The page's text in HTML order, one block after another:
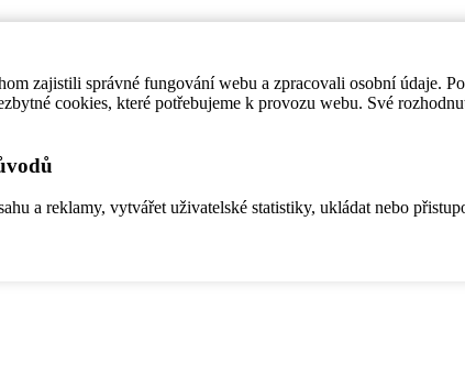
zajistili správné fungování webu a zpracovali osobní údaje.
cookies, které potřebujeme k provozu webu. Své
a reklamy, vytvářet uživatelské statistiky, ukládat nebo